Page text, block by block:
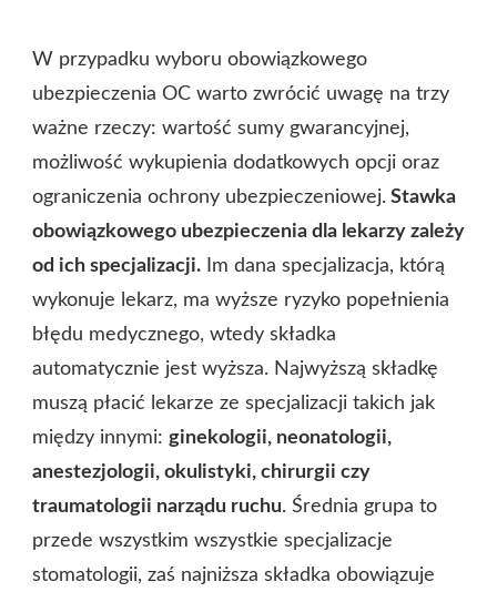
W przypadku wyboru obowiązkowego
ubezpieczenia OC warto zwrócić uwagę na trzy
ważne rzeczy: wartość sumy gwarancyjnej,
możliwość wykupienia dodatkowych opcji oraz
ograniczenia ochrony ubezpieczeniowej. Stawka
obowiązkowego ubezpieczenia dla lekarzy zależy
od ich specjalizacji. Im dana specjalizacja, którą
wykonuje lekarz, ma wyższe ryzyko popełnienia
błędu medycznego, wtedy składka
automatycznie jest wyższa. Najwyższą składkę
muszą płacić lekarze ze specjalizacji takich jak
między innymi: ginekologii, neonatologii,
anestezjologii, okulistyki, chirurgii czy
traumatologii narządu ruchu. Średnia grupa to
przede wszystkim wszystkie specjalizacje
stomatologii, zaś najniższa składka obowiązuje